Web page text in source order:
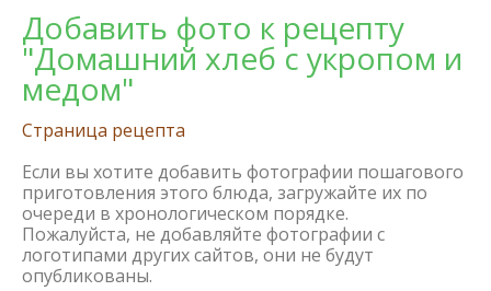
Добавить фото к рецепту
"Домашний хлеб с укропом и
медом"
Страница рецепта
Если вы хотите добавить фотографии пошагового
приготовления этого блюда, загружайте их по
очереди в хронологическом порядке.
Пожалуйста, не добавляйте фотографии с
логотипами других сайтов, они не будут
опубликованы.